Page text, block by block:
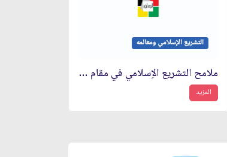
التشريع الإسلامي ومعالمه
ملامح التشريع الاِسلامي في مقام الاِثبات
المزيد